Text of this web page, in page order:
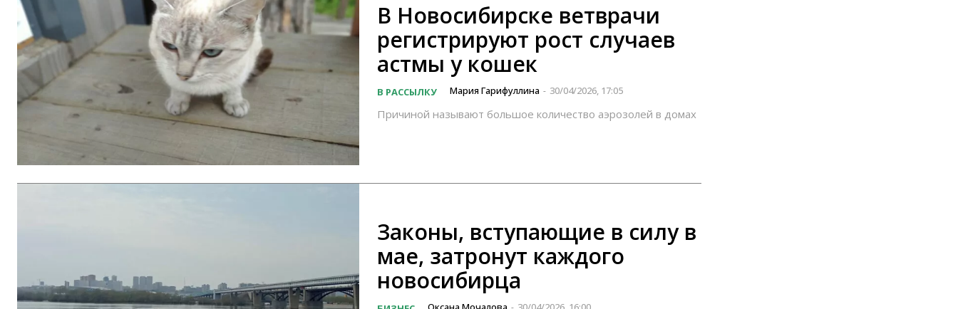
В Новосибирске ветврачи
регистрируют рост случаев
астмы у кошек
В РАССЫЛКУ Мария Гарифуллина - 30/04/2026, 17:05
Причиной называют большое количество аэрозолей в домах
Законы, вступающие в силу в
мае, затронут каждого
новосибирца